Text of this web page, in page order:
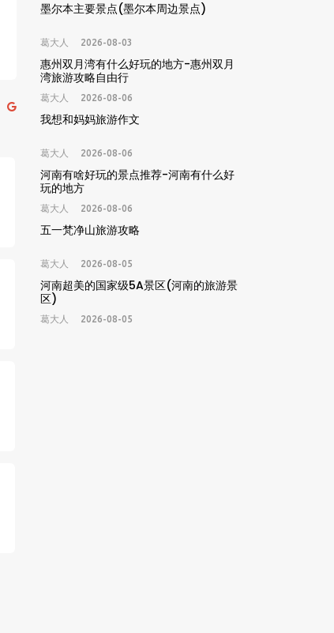
墨尔本主要景点(墨尔本周边景点)
葛大人 2026-08-03
惠州双月湾有什么好玩的地方-惠州双月
湾旅游攻略自由行
葛大人 2026-08-06
我想和妈妈旅游作文
葛大人 2026-08-06
河南有啥好玩的景点推荐-河南有什么好
玩的地方
葛大人 2026-08-06
五一梵净山旅游攻略
葛大人 2026-08-05
河南超美的国家级5A景区(河南的旅游景
区)
葛大人 2026-08-05